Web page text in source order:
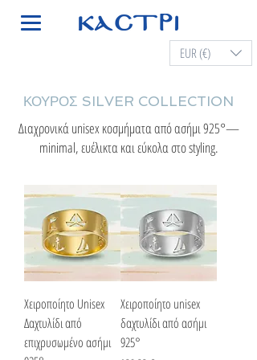
EUR (€)
ΚΟΥΡΟΣ SILVER COLLECTION
Διαχρονικά unisex κοσμήματα από ασήμι 925°—
minimal, ευέλικτα και εύκολα στο styling.
Χειροποίητο Unisex
Δαχτυλίδι από
επιχρυσωμένο ασήμι
Χειροποίητο unisex
δαχτυλίδι από ασήμι
925°